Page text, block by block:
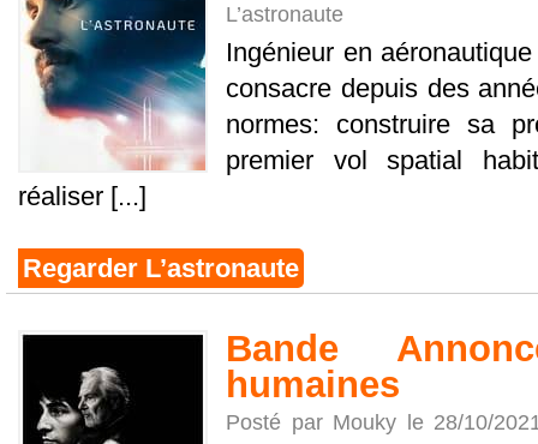
L’astronaute
Ingénieur en
consacre depuis des
normes: construire sa
premier vol spatial
réaliser [...]
Regarder L’astronaute
Bande
humaines
Posté par Mouky le 28/10/